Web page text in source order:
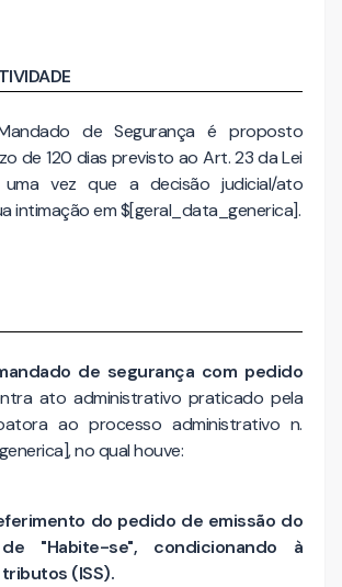
de Segurança é proposto
de 120 dias previsto ao Art. 23 da Lei
uma vez que a decisão judicial/ato
intimação em $[geral_data_generica].
de segurança com pedido
ato administrativo praticado pela
ao processo administrativo n.
no qual houve:
do pedido de emissão do
"Habite-se", condicionando à
(ISS).